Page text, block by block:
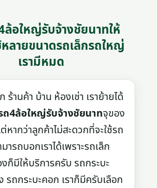
ล้อใหญ่รับจ้างชัยนาทให้
หลายขนาดรถเล็กรถใหญ่
เรามีหมด
นค้า บ้าน ห้องเช่า เราย้ายได้
ถ4ล้อใหญ่รับจ้างชัยนาทจุของ
หากว่าลูกค้าไม่สะดวกที่จะใช้รถ
ารถบอกเราได้เพราะรถเล็ก
งก็มีให้บริการครับ รถกระบะ
รถกระบะคอก เราก็มีครับเลือก